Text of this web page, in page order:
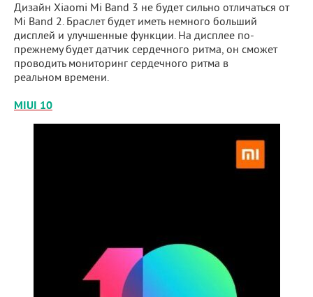
Дизайн Xiaomi Mi Band 3 не будет сильно отличаться от
Mi Band 2. Браслет будет иметь немного больший
дисплей и улучшенные функции. На дисплее по-
прежнему будет датчик сердечного ритма, он сможет
проводить мониторинг сердечного ритма в
реальном времени.
MIUI 10